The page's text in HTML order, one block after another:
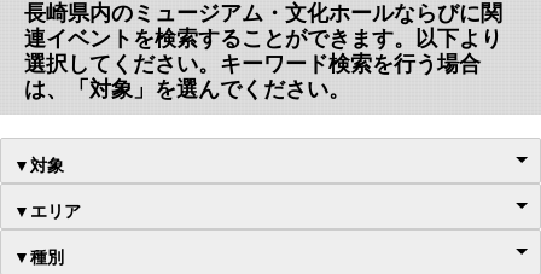
長崎県内のミュージアム・文化ホールならびに関
連イベントを検索することができます。以下より
選択してください。キーワード検索を行う場合
は、「対象」を選んでください。
▼対象
▼エリア
▼種別